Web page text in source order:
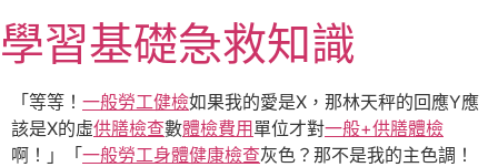
至
主
內
容
學習基礎急救知識
「等等！ 一般勞工健檢如果我的愛是X，那林天秤的回應Y應
該是X的虛供膳檢查數體檢費用 單位才對一般+供膳體檢
啊！」「 一般勞工身體健康檢查灰色？那不是我的主色調！